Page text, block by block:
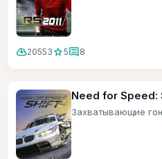
cloud_download20553 star5comment8
Need for Speed:
Захватывающие